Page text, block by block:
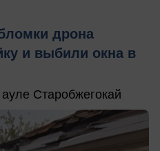
дрона
и выбили окна в
Старобжегокай